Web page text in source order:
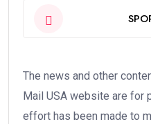
The news and other
Mail USA website are for
effort has been made to